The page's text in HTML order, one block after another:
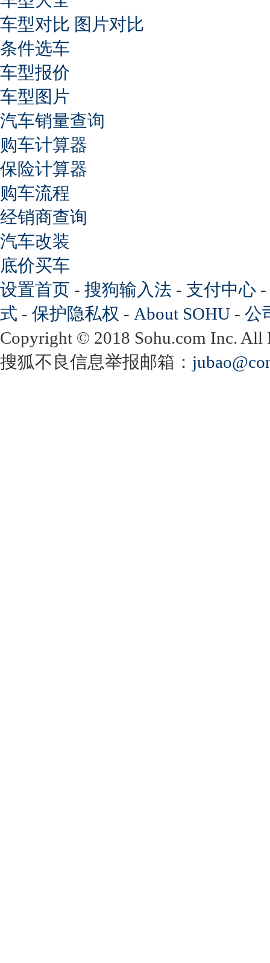
车型对比 图片对比
条件选车
车型报价
车型图片
汽车销量查询
购车计算器
保险计算器
购车流程
经销商查询
汽车改装
底价买车
设置首页 - 搜狗输入法 - 支付中心 -
式 - 保护隐私权 - About SOHU - 公
Copyright © 2018 Sohu.com Inc.
搜狐不良信息举报邮箱：